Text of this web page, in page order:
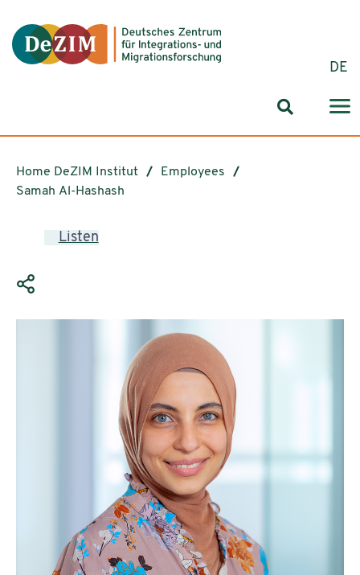
DE
Search
Home DeZIM Institut
Employees
Samah Al-Hashash
Listen